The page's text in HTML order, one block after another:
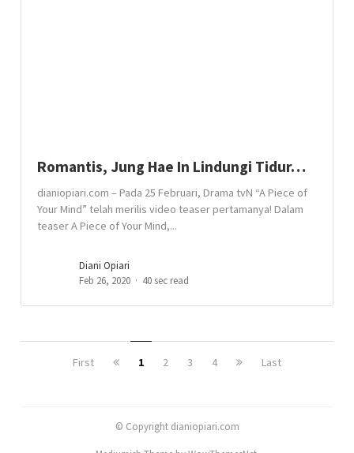
Romantis, Jung Hae In Lindungi Tidur…
dianiopiari.com – Pada 25 Februari, Drama tvN “A Piece of
Your Mind” telah merilis video teaser pertamanya! Dalam
teaser A Piece of Your Mind,...
Diani Opiari
Feb 26, 2020
40 sec read
First 1 2 3 4 Last
© Copyright dianiopiari.com